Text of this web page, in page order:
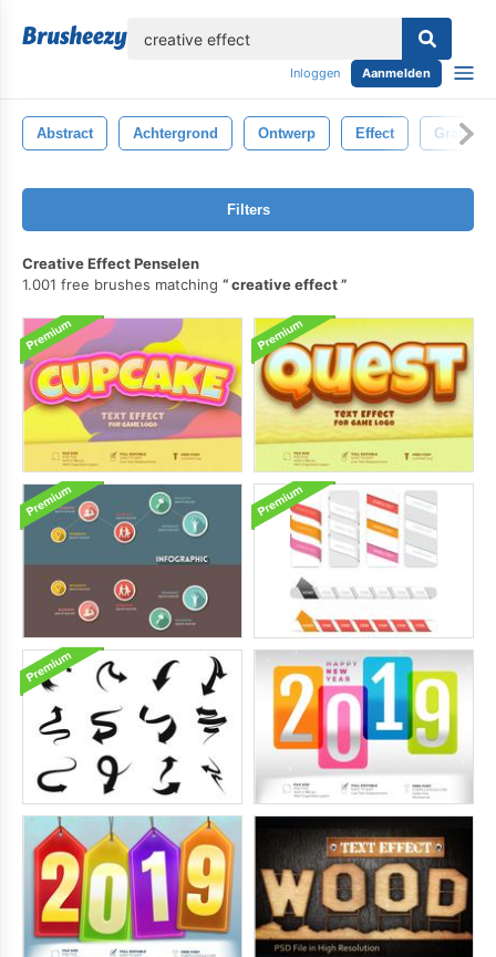
Inloggen Aanmelden
Abstract Achtergrond Ontwerp Effect Grafisch
Filters
Creative Effect Penselen
1.001 free brushes matching
creative effect